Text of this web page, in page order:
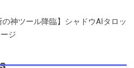
の神ツール降臨】シャドウAIタロッ
ジ